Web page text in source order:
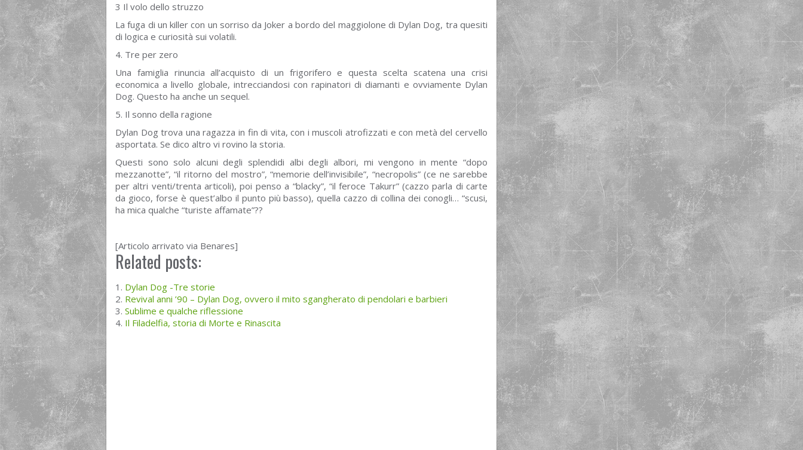
3 Il volo dello struzzo
La fuga di un killer con un sorriso da Joker a bordo del maggiolone di Dylan Dog, tra quesiti
di logica e curiosità sui volatili.
4. Tre per zero
Una famiglia rinuncia all’acquisto di un frigorifero e questa scelta scatena una crisi
economica a livello globale, intrecciandosi con rapinatori di diamanti e ovviamente Dylan
Dog. Questo ha anche un sequel.
5. Il sonno della ragione
Dylan Dog trova una ragazza in fin di vita, con i muscoli atrofizzati e con metà del cervello
asportata. Se dico altro vi rovino la storia.
Questi sono solo alcuni degli splendidi albi degli albori, mi vengono in mente “dopo
mezzanotte”, “il ritorno del mostro”, “memorie dell’invisibile”, “necropolis” (ce ne sarebbe
per altri venti/trenta articoli), poi penso a “blacky”, “il feroce Takurr” (cazzo parla di carte
da gioco, forse è quest’albo il punto più basso), quella cazzo di collina dei conogli… “scusi,
ha mica qualche “turiste affamate”??
[Articolo arrivato via Benares]
Related posts:
Dylan Dog -Tre storie
Revival anni ’90 – Dylan Dog, ovvero il mito sgangherato di pendolari e barbieri
Sublime e qualche riflessione
Il Filadelfia, storia di Morte e Rinascita